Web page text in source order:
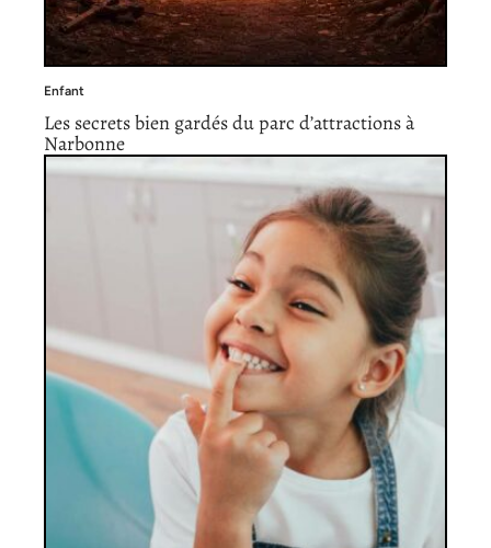
Enfant
Les secrets bien gardés du parc d’attractions à
Narbonne